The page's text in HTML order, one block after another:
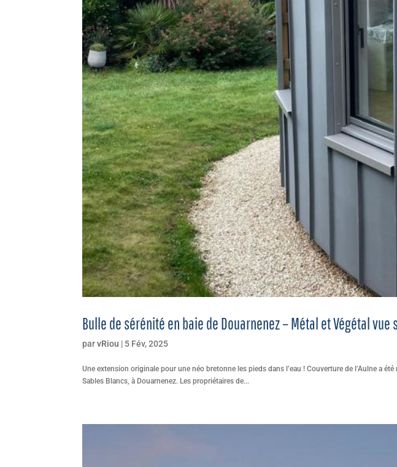
Bulle de sérénité en baie de Douarnenez – Métal et Végétal vue
parvRiou | 5 Fév, 2025
Une extension originale pour une néo bretonne les pieds dans l’eau ! Couverture de l’Aulne a
Sables Blancs, à Douarnenez. Les propriétaires de...